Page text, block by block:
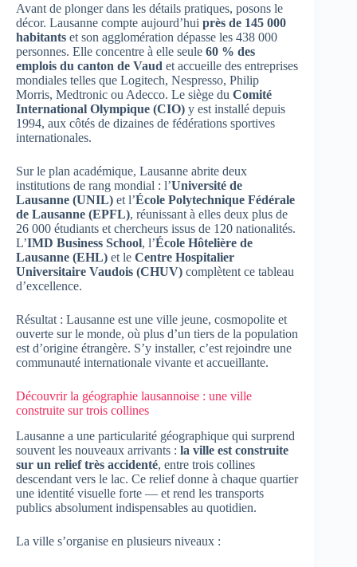
Avant de plonger dans les détails pratiques, posons le
décor. Lausanne compte aujourd’hui près de 145 000
habitants et son agglomération dépasse les 438 000
personnes. Elle concentre à elle seule 60 % des
emplois du canton de Vaud et accueille des entreprises
mondiales telles que Logitech, Nespresso, Philip
Morris, Medtronic ou Adecco. Le siège du Comité
International Olympique (CIO) y est installé depuis
1994, aux côtés de dizaines de fédérations sportives
internationales.
Sur le plan académique, Lausanne abrite deux
institutions de rang mondial : l’Université de
Lausanne (UNIL) et l’École Polytechnique Fédérale
de Lausanne (EPFL), réunissant à elles deux plus de
26 000 étudiants et chercheurs issus de 120 nationalités.
L’IMD Business School, l’École Hôtelière de
Lausanne (EHL) et le Centre Hospitalier
Universitaire Vaudois (CHUV) complètent ce tableau
d’excellence.
Résultat : Lausanne est une ville jeune, cosmopolite et
ouverte sur le monde, où plus d’un tiers de la population
est d’origine étrangère. S’y installer, c’est rejoindre une
communauté internationale vivante et accueillante.
Découvrir la géographie lausannoise : une ville
construite sur trois collines
Lausanne a une particularité géographique qui surprend
souvent les nouveaux arrivants : la ville est construite
sur un relief très accidenté, entre trois collines
descendant vers le lac. Ce relief donne à chaque quartier
une identité visuelle forte — et rend les transports
publics absolument indispensables au quotidien.
La ville s’organise en plusieurs niveaux :